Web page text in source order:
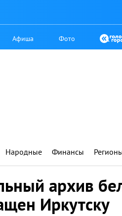
Афиша Фото
Народные Финансы
архив
Иркутску